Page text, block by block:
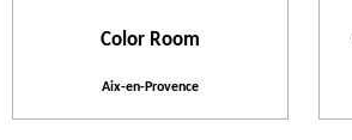
Color Room
Aix-en-Provence